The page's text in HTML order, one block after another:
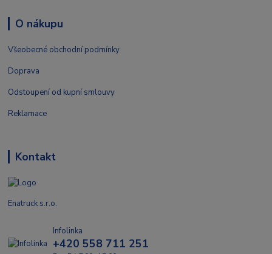
O nákupu
Všeobecné obchodní podmínky
Doprava
Odstoupení od kupní smlouvy
Reklamace
Kontakt
Enatruck s.r.o.
Infolinka
+420 558 711 251